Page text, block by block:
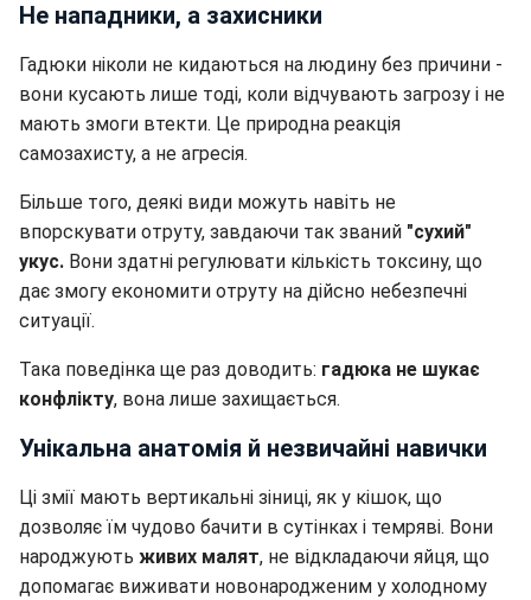
Не нападники, а захисники
Гадюки ніколи не кидаються на людину без причини -
вони кусають лише тоді, коли відчувають загрозу і не
мають змоги втекти. Це природна реакція
самозахисту, а не агресія.
Більше того, деякі види можуть навіть не
впорскувати отруту, завдаючи так званий "сухий"
укус. Вони здатні регулювати кількість токсину, що
дає змогу економити отруту на дійсно небезпечні
ситуації.
Така поведінка ще раз доводить: гадюка не шукає
конфлікту, вона лише захищається.
Унікальна анатомія й незвичайні навички
Ці змії мають вертикальні зіниці, як у кішок, що
дозволяє їм чудово бачити в сутінках і темряві. Вони
народжують живих малят, не відкладаючи яйця, що
допомагає виживати новонародженим у холодному